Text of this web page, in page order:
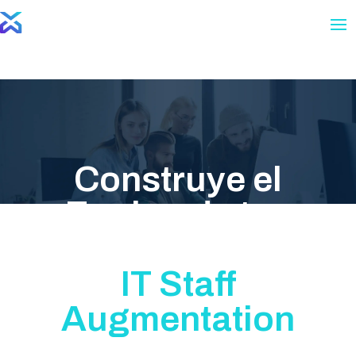
Construye el
Equipo de tus
IT Staff
Augmentation